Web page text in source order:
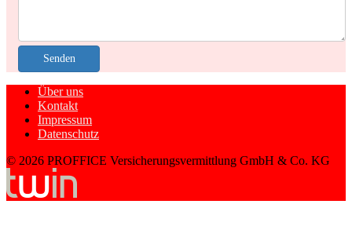
Senden
Über uns
Kontakt
Impressum
Datenschutz
© 2026 PROFFICE Versicherungsvermittlung GmbH & Co. KG